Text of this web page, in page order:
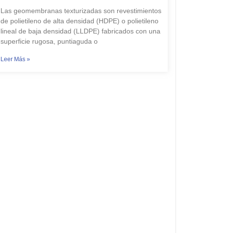
Las geomembranas texturizadas son revestimientos
de polietileno de alta densidad (HDPE) o polietileno
lineal de baja densidad (LLDPE) fabricados con una
superficie rugosa, puntiaguda o
Leer Más »